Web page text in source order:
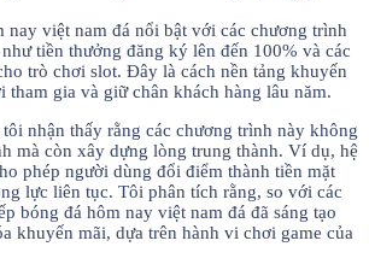
nay việt nam đá nổi bật với các chương trình
tiền thưởng đăng ký lên đến 100% và các
trò chơi slot. Đây là cách nền tảng khuyến
gia và giữ chân khách hàng lâu năm.
nhận thấy rằng các chương trình này không
mà còn xây dựng lòng trung thành. Ví dụ, hệ
phép người dùng đổi điểm thành tiền mặt
lực liên tục. Tôi phân tích rằng, so với các
bóng đá hôm nay việt nam đá đã sáng tạo
khuyến mãi, dựa trên hành vi chơi game của